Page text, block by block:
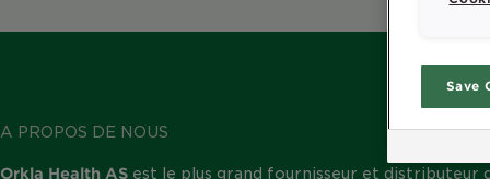
A PROPOS DE NOUS
Orkla Health AS est le plus grand fournisseur et distributeur
Save